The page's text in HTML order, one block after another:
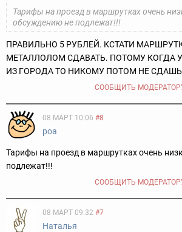
Тарифы на проезд в маршрутках очень
обсуждению не подлежат!!!
ПРАВИЛЬНО 5 РУБЛЕЙ. КСТАТИ
МЕТАЛЛОЛОМ СДАВАТЬ. ПОТОМУ КОГДА
ИЗ ГОРОДА ТО НИКОМУ ПОТОМ НЕ
СООБЩИТЬ
08 МАРТ 10:06 #8
роа
Тарифы на проезд в маршрутках очень
подлежат!!!
СООБЩИТЬ
08 МАРТ 09:32 #7
Наталья